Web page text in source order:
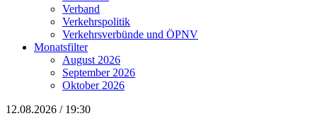
Verband
Verkehrspolitik
Verkehrsverbünde und ÖPNV
Monatsfilter
August 2026
September 2026
Oktober 2026
12.08.2026 / 19:30